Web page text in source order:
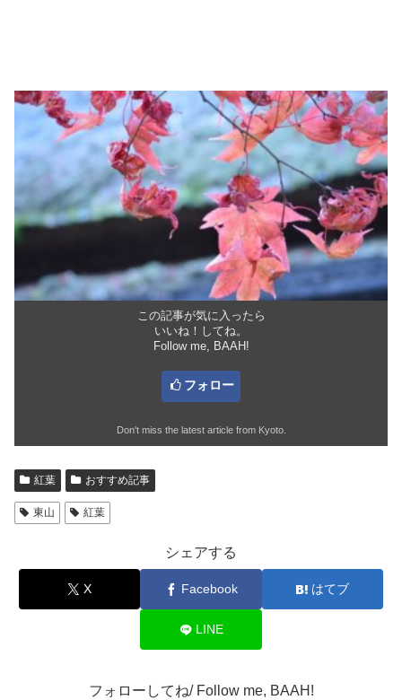
この記事が気に入ったら
いいね！してね。
Follow me, BAAH!
フォロー
Don't miss the latest article from Kyoto.
紅葉 おすすめ記事
東山 紅葉
シェアする
X Facebook はてブ
LINE
フォローしてね/ Follow me, BAAH!